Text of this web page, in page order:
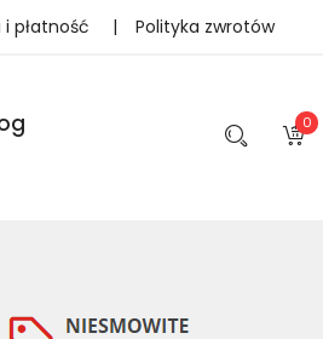
płatność | Polityka zwrotów
0